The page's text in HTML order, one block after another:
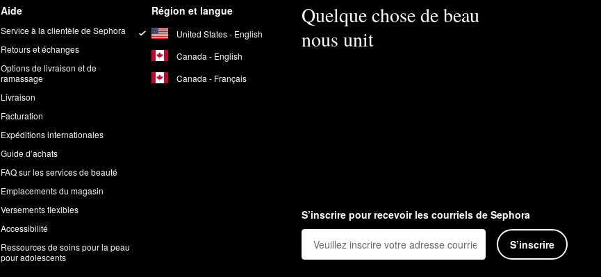
Aide
Service à la clientèle de Sephora
Retours et échanges
Options de livraison et de
ramassage
Livraison
Facturation
Expéditions internationales
Guide d’achats
FAQ sur les services de beauté
Emplacements du magasin
Versements flexibles
Accessibilité
Ressources de soins pour la peau
pour adolescents
Région et langue
United States - English
Canada - English
Canada - Français
Quelque chose de beau
nous unit
S’inscrire pour recevoir les courriels de Sephora
S’inscrire